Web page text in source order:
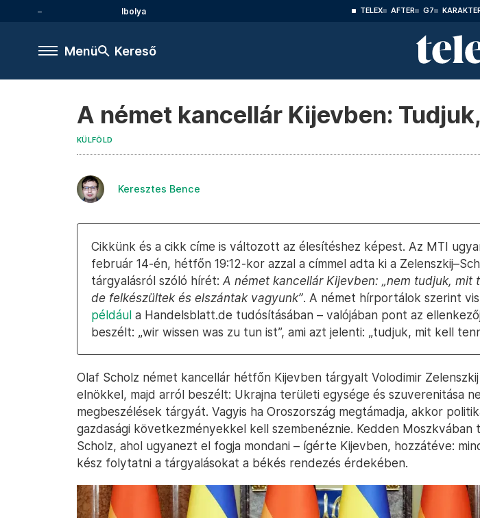
Ibolya TELEX AFTER G7
Menü Kereső
A német kancellár Kijevben:
KÜLFÖLD
Keresztes Bence
Cikkünk és a cikk címe is változott az élesítéshez képest. Az MTI
február 14-én, hétfőn 19:12-kor azzal a címmel adta ki a
tárgyalásról szóló hírét: A német kancellár Kijevben: „nem tudjuk, mit
de felkészültek és elszántak vagyunk”. A német hírportálok szerint
például a Handelsblatt.de tudósításában – valójában pont az
beszélt: „wir wissen was zu tun ist”, ami azt jelenti: „tudjuk, mit kell
Olaf Scholz német kancellár hétfőn Kijevben tárgyalt Volodimir
elnökkel, majd arról beszélt: Ukrajna területi egysége és szuverenitása
megbeszélések tárgyát. Vagyis ha Oroszország megtámadja, akkor
gazdasági következményekkel kell szembenéznie. Kedden Moszkvában
Scholz, ahol ugyanezt el fogja mondani – ígérte Kijevben, hozzátéve:
kész folytatni a tárgyalásokat a békés rendezés érdekében.